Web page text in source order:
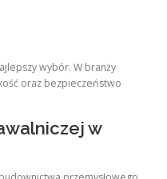
wybór. W branży
oraz bezpieczeństwo
w